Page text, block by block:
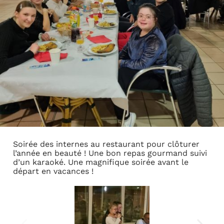
Soirée des internes au restaurant pour clôturer
l’année en beauté ! Une bon repas gourmand suivi
d’un karaoké. Une magnifique soirée avant le
départ en vacances !